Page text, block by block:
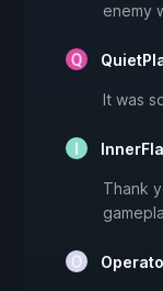
enemy
It was
Thank